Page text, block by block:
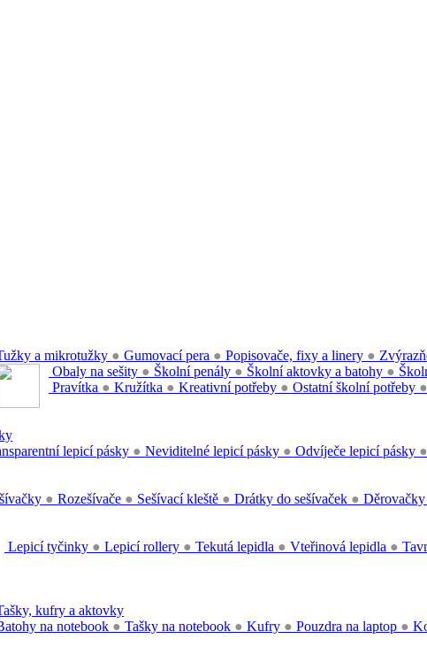
a mikrotužky ● Gumovací pera ● Popisovače, fixy a linery ●
Obaly na sešity ● Školní penály ● Školní aktovky a batohy ●
Pravítka ● Kružítka ● Kreativní potřeby ● Ostatní školní potřeby ●
lepicí pásky ● Neviditelné lepicí pásky ● Odvíječe lepicí pásky ●
● Rozešívače ● Sešívací kleště ● Drátky do sešívaček ● Děrovačky
Lepicí tyčinky ● Lepicí rollery ● Tekutá lepidla ● Vteřinová lepidla ●
kufry a aktovky
na notebook ● Tašky na notebook ● Kufry ● Pouzdra na laptop ●